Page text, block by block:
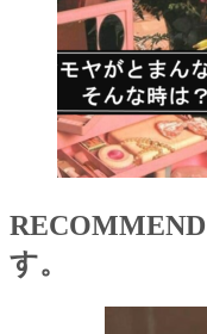
RECOMMEND
す。